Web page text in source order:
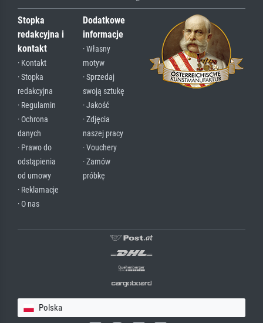
Stopka
redakcyjna i
kontakt
· Kontakt
· Stopka
redakcyjna
· Regulamin
· Ochrona
danych
· Prawo do
odstąpienia
od umowy
· Reklamacje
· O nas
Dodatkowe
informacje
· Własny
motyw
· Sprzedaj
swoją sztukę
· Jakość
· Zdjęcia
naszej pracy
· Vouchery
· Zamów
próbkę
Polska